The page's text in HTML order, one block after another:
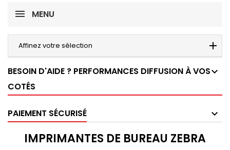
MENU
Affinez votre sélection
BESOIN D'AIDE ? PERFORMANCES DIFFUSION À VOS
COTÉS
PAIEMENT SÉCURISÉ
IMPRIMANTES DE BUREAU ZEBRA